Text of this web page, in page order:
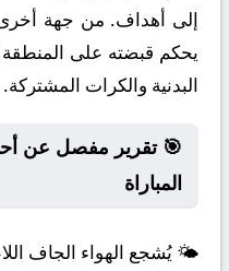
إلى أهداف. من جهة
يحكم قبضته على المنطقة
البدنية والكرات المشتركة.
🎯 تقرير مفصل عن
المباراة
🌤️ يُشجع الهواء الجاف